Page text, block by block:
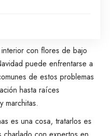
con flores de bajo
puede enfrentarse a
de estos problemas
hasta raíces
marchitas.
es una cosa, tratarlos es